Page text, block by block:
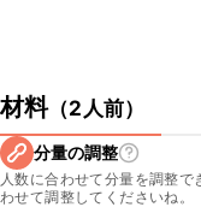
材料（2人前）
分量の調整
人数に合わせて分量を調整
わせて調整してくださいね。